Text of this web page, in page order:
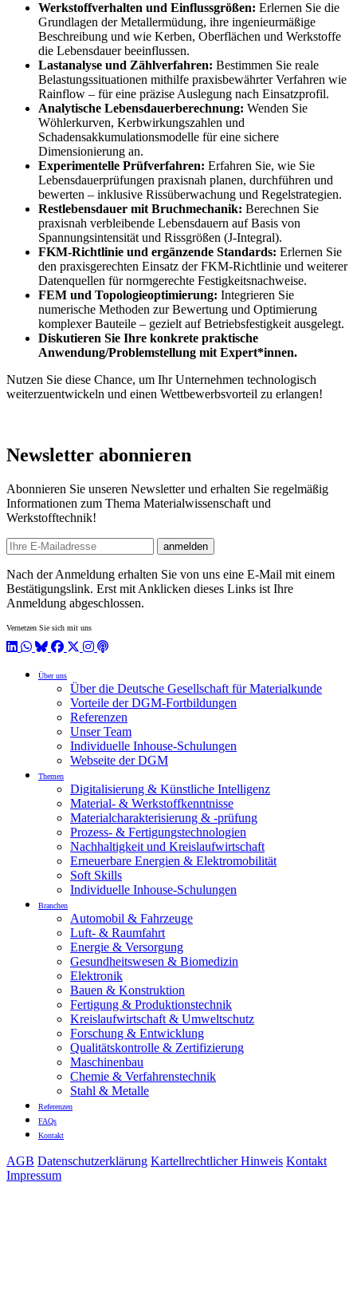
Werkstoffverhalten und Einflussgrößen: Erlernen Sie die
Grundlagen der Metallermüdung, ihre ingenieurmäßige
Beschreibung und wie Kerben, Oberflächen und Werkstoffe
die Lebensdauer beeinflussen.
Lastanalyse und Zählverfahren: Bestimmen Sie reale
Belastungssituationen mithilfe praxisbewährter Verfahren wie
Rainflow – für eine präzise Auslegung nach Einsatzprofil.
Analytische Lebensdauerberechnung: Wenden Sie
Wöhlerkurven, Kerbwirkungszahlen und
Schadensakkumulationsmodelle für eine sichere
Dimensionierung an.
Experimentelle Prüfverfahren: Erfahren Sie, wie Sie
Lebensdauerprüfungen praxisnah planen, durchführen und
bewerten – inklusive Rissüberwachung und Regelstrategien.
Restlebensdauer mit Bruchmechanik: Berechnen Sie
praxisnah verbleibende Lebensdauern auf Basis von
Spannungsintensität und Rissgrößen (J-Integral).
FKM-Richtlinie und ergänzende Standards: Erlernen Sie
den praxisgerechten Einsatz der FKM-Richtlinie und weiterer
Datenquellen für normgerechte Festigkeitsnachweise.
FEM und Topologieoptimierung: Integrieren Sie
numerische Methoden zur Bewertung und Optimierung
komplexer Bauteile – gezielt auf Betriebsfestigkeit ausgelegt.
Diskutieren Sie Ihre konkrete praktische
Anwendung/Problemstellung mit Expert*innen.
Nutzen Sie diese Chance, um Ihr Unternehmen technologisch
weiterzuentwickeln und einen Wettbewerbsvorteil zu erlangen!
Newsletter abonnieren
Abonnieren Sie unseren Newsletter und erhalten Sie regelmäßig
Informationen zum Thema Materialwissenschaft und
Werkstofftechnik!
E-mail
anmelden
Nach der Anmeldung erhalten Sie von uns eine E-Mail mit einem
Bestätigungslink. Erst mit Anklicken dieses Links ist Ihre
Anmeldung abgeschlossen.
Vernetzen Sie sich mit uns
LinkedIn
WhatsApp
BlueSky
Facebook
X / Twitter
Instagram
Podcast
Über uns
Über die Deutsche Gesellschaft für Materialkunde
Vorteile der DGM-Fortbildungen
Referenzen
Unser Team
Individuelle Inhouse-Schulungen
Webseite der DGM
Themen
Digitalisierung & Künstliche Intelligenz
Material- & Werkstoffkenntnisse
Materialcharakterisierung & -prüfung
Prozess- & Fertigungstechnologien
Nachhaltigkeit und Kreislaufwirtschaft
Erneuerbare Energien & Elektromobilität
Soft Skills
Individuelle Inhouse-Schulungen
Branchen
Automobil & Fahrzeuge
Luft- & Raumfahrt
Energie & Versorgung
Gesundheitswesen & Biomedizin
Elektronik
Bauen & Konstruktion
Fertigung & Produktionstechnik
Kreislaufwirtschaft & Umweltschutz
Forschung & Entwicklung
Qualitätskontrolle & Zertifizierung
Maschinenbau
Chemie & Verfahrenstechnik
Stahl & Metalle
Referenzen
FAQs
Kontakt
AGB Datenschutzerklärung Kartellrechtlicher Hinweis Kontakt
Impressum